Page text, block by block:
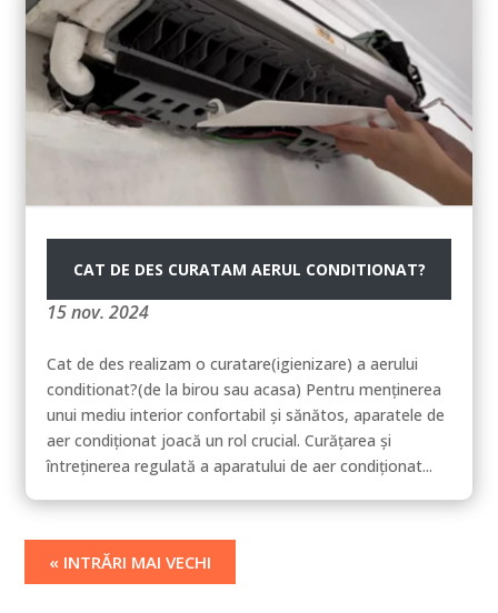
CAT DE DES CURATAM AERUL CONDITIONAT?
15 nov. 2024
Cat de des realizam o curatare(igienizare) a aerului
conditionat?(de la birou sau acasa) Pentru menținerea
unui mediu interior confortabil și sănătos, aparatele de
aer condiționat joacă un rol crucial. Curățarea și
întreținerea regulată a aparatului de aer condiționat...
« INTRĂRI MAI VECHI